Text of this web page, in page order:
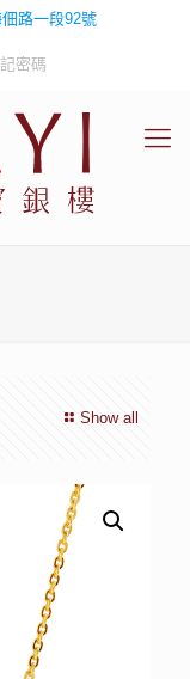
路一段92號
密碼
Show all